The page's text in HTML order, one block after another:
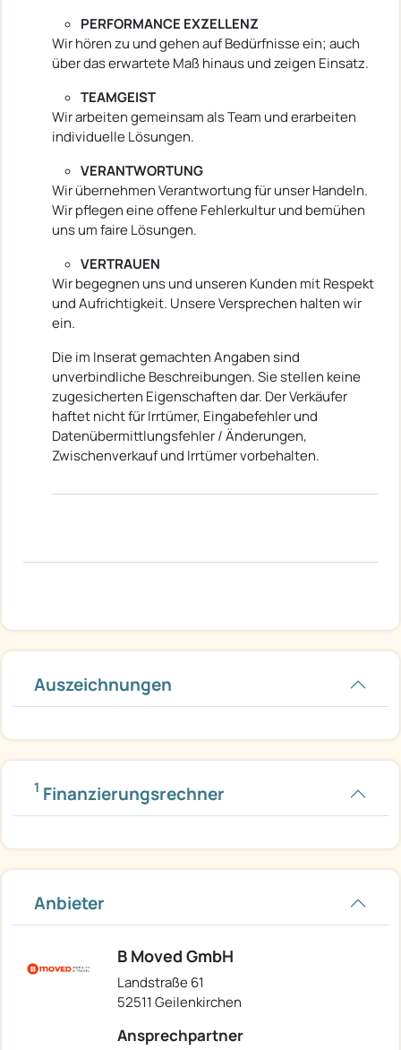
PERFORMANCE EXZELLENZ
Wir hören zu und gehen auf Bedürfnisse ein; auch
über das erwartete Maß hinaus und zeigen Einsatz.
TEAMGEIST
Wir arbeiten gemeinsam als Team und erarbeiten
individuelle Lösungen.
VERANTWORTUNG
Wir übernehmen Verantwortung für unser Handeln.
Wir pflegen eine offene Fehlerkultur und bemühen
uns um faire Lösungen.
VERTRAUEN
Wir begegnen uns und unseren Kunden mit Respekt
und Aufrichtigkeit. Unsere Versprechen halten wir
ein.
Die im Inserat gemachten Angaben sind
unverbindliche Beschreibungen. Sie stellen keine
zugesicherten Eigenschaften dar. Der Verkäufer
haftet nicht für Irrtümer, Eingabefehler und
Datenübermittlungsfehler / Änderungen,
Zwischenverkauf und Irrtümer vorbehalten.
Auszeichnungen
1 Finanzierungsrechner
Anbieter
B Moved GmbH
Landstraße 61
52511 Geilenkirchen
Ansprechpartner